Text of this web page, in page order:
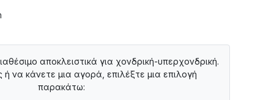
αποκλειστικά για χονδρική-υπερχονδρική.
ή να κάνετε μια αγορά, επιλέξτε μια επιλογή
παρακάτω: